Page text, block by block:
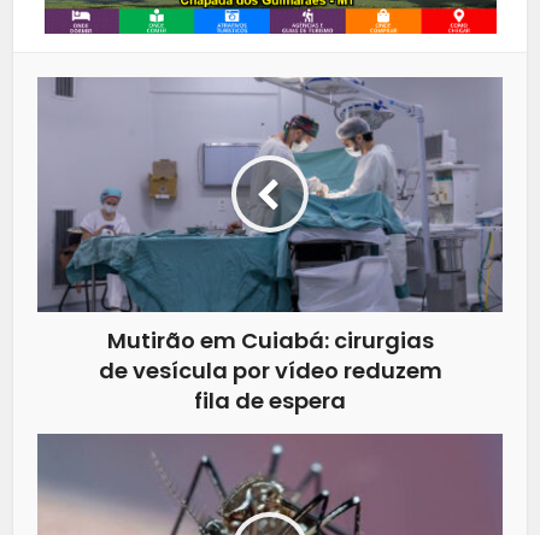
Mutirão em Cuiabá: cirurgias
de vesícula por vídeo reduzem
fila de espera